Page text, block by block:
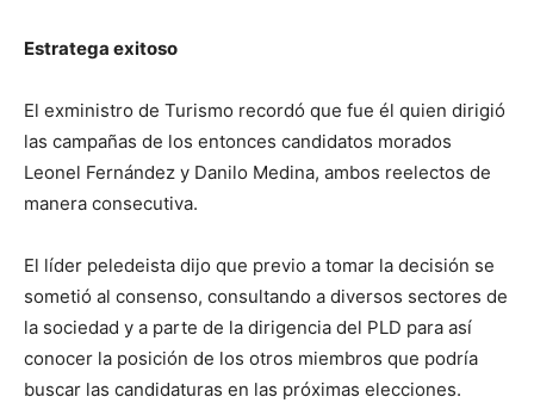
Estratega exitoso
El exministro de Turismo recordó que fue él quien dirigió
las campañas de los entonces candidatos morados
Leonel Fernández y Danilo Medina, ambos reelectos de
manera consecutiva.
El líder peledeista dijo que previo a tomar la decisión se
sometió al consenso, consultando a diversos sectores de
la sociedad y a parte de la dirigencia del PLD para así
conocer la posición de los otros miembros que podría
buscar las candidaturas en las próximas elecciones.